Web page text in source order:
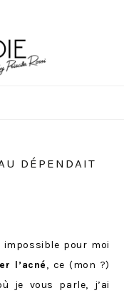
DÉPENDAIT
impossible pour moi
l’acné, ce (mon ?)
je vous parle, j’ai